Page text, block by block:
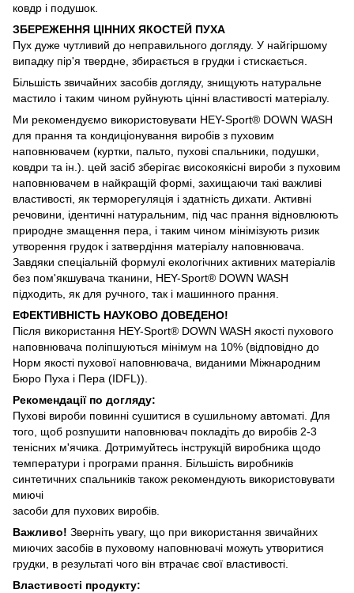
ковдр і подушок.
ЗБЕРЕЖЕННЯ ЦІННИХ ЯКОСТЕЙ ПУХА
Пух дуже чутливий до неправильного догляду. У найгіршому
випадку пір'я твердне, збирається в грудки і стискається.
Більшість звичайних засобів догляду, знищують натуральне
мастило і таким чином руйнують цінні властивості матеріалу.
Ми рекомендуємо використовувати HEY-Sport® DOWN WASH
для прання та кондиціонування виробів з пуховим
наповнювачем (куртки, пальто, пухові спальники, подушки,
ковдри та ін.). цей засіб зберігає високоякісні вироби з пуховим
наповнювачем в найкращій формі, захищаючи такі важливі
властивості, як терморегуляція і здатність дихати. Активні
речовини, ідентичні натуральним, під час прання відновлюють
природне змащення пера, і таким чином мінімізують ризик
утворення грудок і затвердіння матеріалу наповнювача.
Завдяки спеціальній формулі екологічних активних матеріалів
без пом'якшувача тканини, HEY-Sport® DOWN WASH
підходить, як для ручного, так і машинного прання.
ЕФЕКТИВНІСТЬ НАУКОВО ДОВЕДЕНО!
Після використання HEY-Sport® DOWN WASH якості пухового
наповнювача поліпшуються мінімум на 10% (відповідно до
Норм якості пухової наповнювача, виданими Міжнародним
Бюро Пуха і Пера (IDFL)).
Рекомендації по догляду:
Пухові вироби повинні сушитися в сушильному автоматі. Для
того, щоб розпушити наповнювач покладіть до виробів 2-3
тенісних м'ячика. Дотримуйтесь інструкцій виробника щодо
температури і програми прання. Більшість виробників
синтетичних спальників також рекомендують використовувати
миючі
засоби для пухових виробів.
Важливо! Зверніть увагу, що при використання звичайних
миючих засобів в пуховому наповнювачі можуть утворитися
грудки, в результаті чого він втрачає свої властивості.
Властивості продукту: